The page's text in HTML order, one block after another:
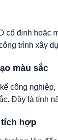
cố định hoặc
trình xây
màu sắc
công
Đây là tính
tích hợp